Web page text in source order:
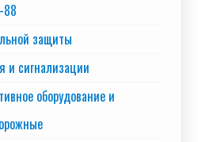
88
защиты
и сигнализации
оборудование и